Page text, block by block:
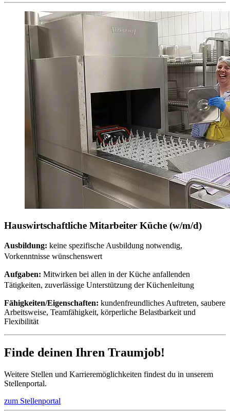
Hauswirtschaftliche Mitarbeiter Küche (w/m/d)
Ausbildung: keine spezifische Ausbildung notwendig,
Vorkenntnisse wünschenswert
Aufgaben: Mitwirken bei allen in der Küche anfallenden
Tätigkeiten, zuverlässige Unterstützung der Küchenleitung
Fähigkeiten/Eigenschaften: kundenfreundliches Auftreten, saubere
Arbeitsweise, Teamfähigkeit, körperliche Belastbarkeit und
Flexibilität
Finde deinen Ihren Traumjob!
Weitere Stellen und Karrieremöglichkeiten findest du in unserem
Stellenportal.
zum Stellenportal